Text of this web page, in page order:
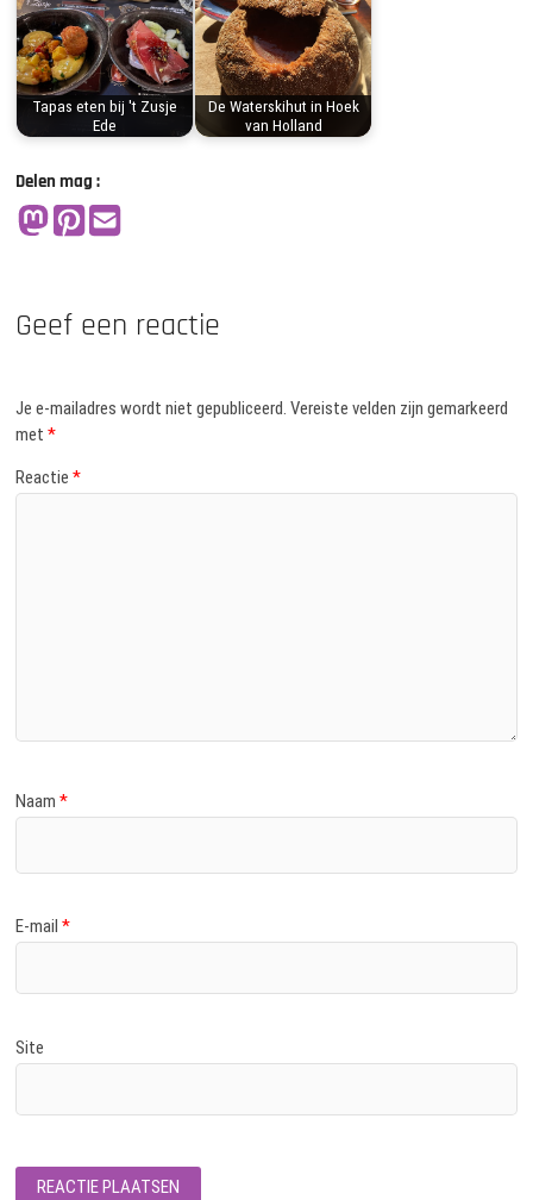
Tapas eten bij 't Zusje
Ede
De Waterskihut in Hoek
van Holland
Delen mag :
Geef een reactie
Je e-mailadres wordt niet gepubliceerd. Vereiste velden zijn gemarkeerd
met*
Reactie*
Naam*
E-mail*
Site